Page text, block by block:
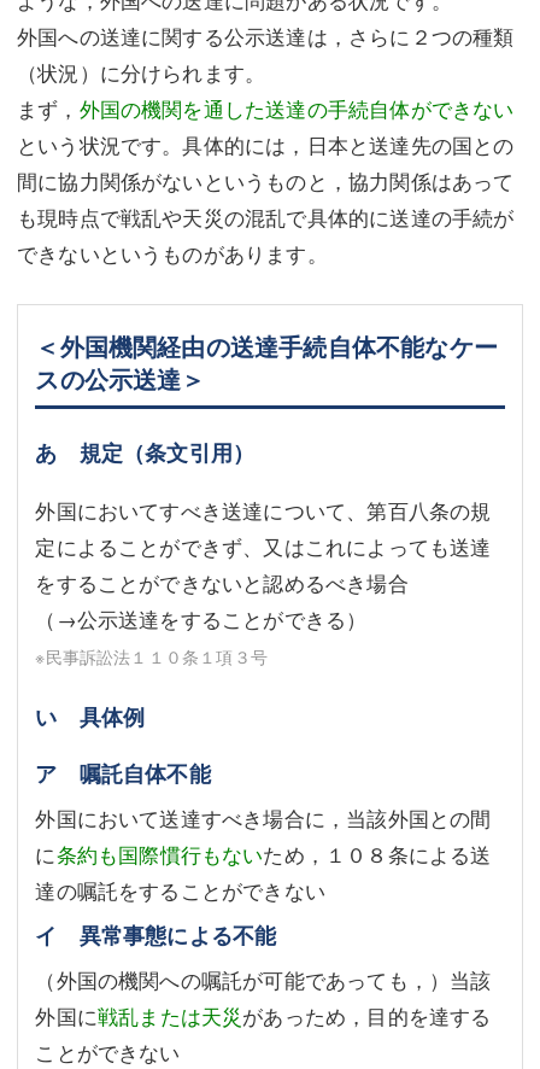
外国への送達に関する公示送達は，さらに２つの種類
（状況）に分けられます。
まず， 外国の機関を通した送達の手続自体ができない
という状況です。具体的には，日本と送達先の国との
間に協力関係がないというものと，協力関係はあって
も現時点で戦乱や天災の混乱で具体的に送達の手続が
できないというものがあります。
＜外国機関経由の送達手続自体不能なケー
スの公示送達＞
あ 規定（条文引用）
外国においてすべき送達について、第百八条の規
定によることができず、又はこれによっても送達
をすることができないと認めるべき場合
（→公示送達をすることができる）
※民事訴訟法１１０条１項３号
い 具体例
ア 嘱託自体不能
外国において送達すべき場合に，当該外国との間
に条約も国際慣行もないため，１０８条による送
達の嘱託をすることができない
イ 異常事態による不能
（外国の機関への嘱託が可能であっても，）当該
外国に戦乱または天災があっため，目的を達する
ことができない